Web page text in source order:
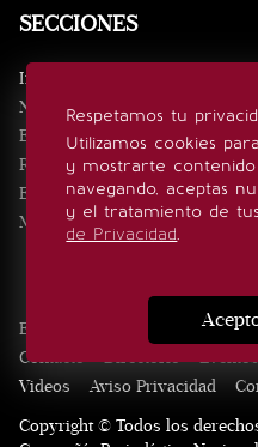
Respetamos tu
Utilizamos cookies
y mostrarte
navegando, aceptas
y el tratamiento de
de Privacidad.
SECCIONES
Inicio
Noticias
Eventos
Realeza
Estilo de vida
Minuto x Minuto
Edición Impresa Noticias
Contacto
Directorio Eventos
Videos
Aviso Privacidad
Copyright © Todos los